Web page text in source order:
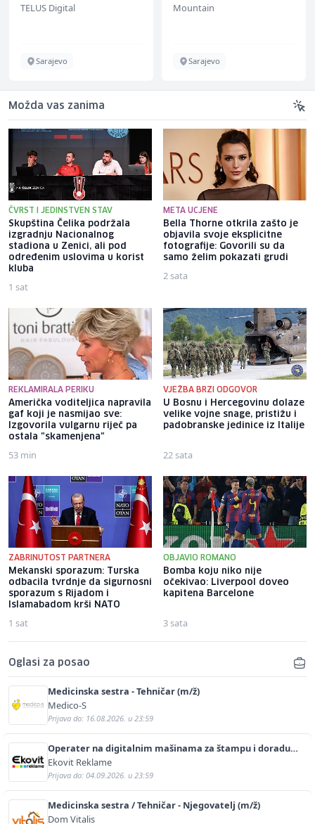
TELUS Digital
Sarajevo
Mountain
Sarajevo
Možda vas zanima
ČVRST I JEDINSTVEN STAV
Skupština Čelika podržala
izgradnju Nacionalnog
stadiona u Zenici, ali pod
određenim uslovima u korist
kluba
1 sat
META UCJENE
Bella Thorne otkrila zašto je
objavila svoje eksplicitne
fotografije: Govorili su da
samo želim pokazati grudi
2 sata
REKLAMIRALA PERIKU
Američka voditeljica napravila
gaf koji je nasmijao sve:
Izgovorila vulgarnu riječ pa
ostala "skamenjena"
53 min
VJEŽBA BRZI ODGOVOR
U Bosnu i Hercegovinu dolaze
velike vojne snage, pristižu i
padobranske jedinice iz Italije
22 sata
ZABRINUTOST PARTNERA
Mekanski sporazum: Turska
odbacila tvrdnje da sigurnosni
sporazum s Rijadom i
Islamabadom krši NATO
1 sat
OBJAVIO ROMANO
Bomba koju niko nije
očekivao: Liverpool doveo
kapitena Barcelone
3 sata
Oglasi za posao
Medicinska sestra - Tehničar (m/ž)
Medico-S
Prijava do: 16.08.2026. u 23:59
Operater na digitalnim mašinama za štampu i doradu
(m/ž)
Ekovit Reklame
Prijava do: 04.09.2026. u 23:59
Medicinska sestra / Tehničar - Njegovatelj (m/ž)
Dom Vitalis